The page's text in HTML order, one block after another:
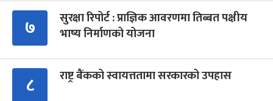
७
सुरक्षा रिपोर्ट : प्राज्ञिक आवरणमा तिब्बत पक्षीय
भाष्य निर्माणको योजना
८ राष्ट्र बैंकको स्वायत्ततामा सरकारको उपहास